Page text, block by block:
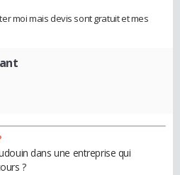
moi mais devis sont gratuit et mes
dans une entreprise qui
?